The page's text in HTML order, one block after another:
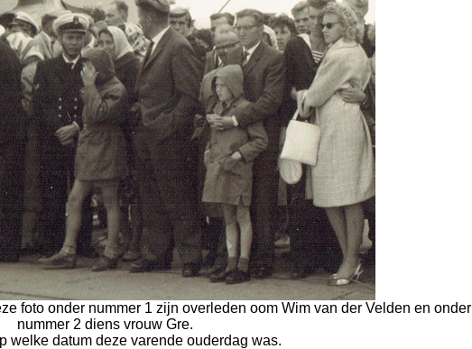
foto onder nummer 1 zijn overleden oom Wim van der Velden en onder
nummer 2 diens vrouw Gre.
welke datum deze varende ouderdag was.